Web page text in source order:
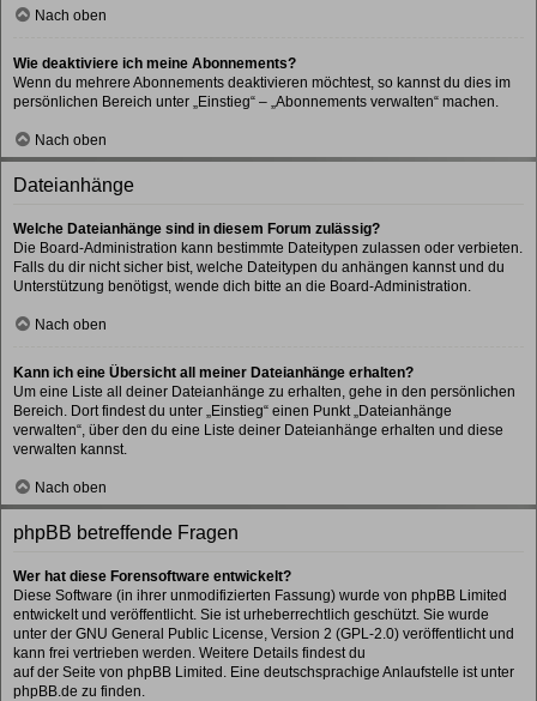
Nach oben
Wie deaktiviere ich meine Abonnements?
Wenn du mehrere Abonnements deaktivieren möchtest, so kannst du dies im
persönlichen Bereich unter „Einstieg“ – „Abonnements verwalten“ machen.
Nach oben
Dateianhänge
Welche Dateianhänge sind in diesem Forum zulässig?
Die Board-Administration kann bestimmte Dateitypen zulassen oder verbieten.
Falls du dir nicht sicher bist, welche Dateitypen du anhängen kannst und du
Unterstützung benötigst, wende dich bitte an die Board-Administration.
Nach oben
Kann ich eine Übersicht all meiner Dateianhänge erhalten?
Um eine Liste all deiner Dateianhänge zu erhalten, gehe in den persönlichen
Bereich. Dort findest du unter „Einstieg“ einen Punkt „Dateianhänge
verwalten“, über den du eine Liste deiner Dateianhänge erhalten und diese
verwalten kannst.
Nach oben
phpBB betreffende Fragen
Wer hat diese Forensoftware entwickelt?
Diese Software (in ihrer unmodifizierten Fassung) wurde von phpBB Limited
entwickelt und veröffentlicht. Sie ist urheberrechtlich geschützt. Sie wurde
unter der GNU General Public License, Version 2 (GPL-2.0) veröffentlicht und
kann frei vertrieben werden. Weitere Details findest du
auf der Seite von phpBB Limited. Eine deutschsprachige Anlaufstelle ist unter
phpBB.de zu finden.